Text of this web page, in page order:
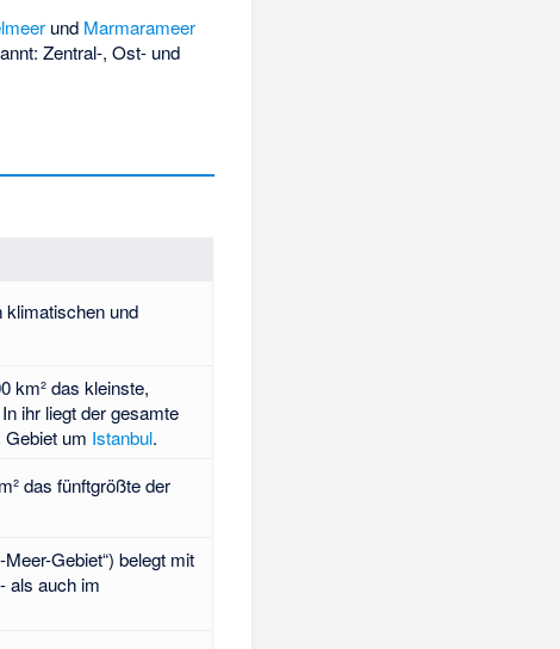
und Marmarameer
Zentral-, Ost- und
klimatischen und
km² das kleinste,
ihr liegt der gesamte
um Istanbul.
das fünftgrößte der
Gebiet“) belegt mit
als auch im